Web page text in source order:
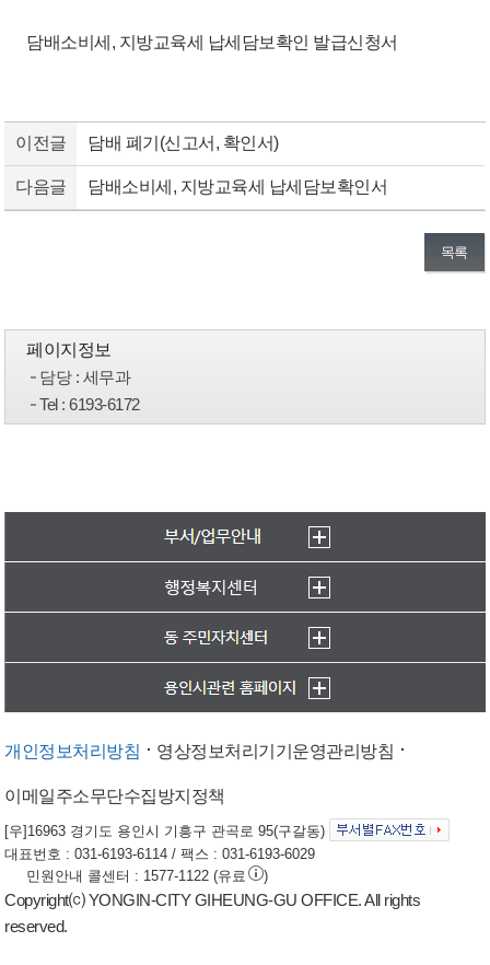
담배소비세, 지방교육세 납세담보확인 발급신청서
이전글 담배 폐기(신고서, 확인서)
다음글 담배소비세, 지방교육세 납세담보확인서
목록
페이지정보
담당: 세무과
Tel: 6193-6172
개인정보처리방침 영상정보처리기기운영관리방침
이메일주소무단수집방지정책
[우]16963 경기도 용인시 기흥구 관곡로 95(구갈동)
대표번호 : 031-6193-6114 / 팩스 : 031-6193-6029
민원안내 콜센터 : 1577-1122 (유료
)
Copyright⒞ YONGIN-CITY GIHEUNG-GU OFFICE. All rights
reserved.